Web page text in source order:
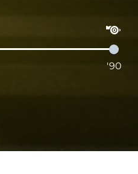
'90